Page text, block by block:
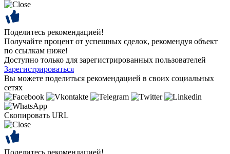
Поделитесь рекомендацией!
Получайте процент от успешных сделок, рекомендуя объект
по ссылкам ниже!
Доступно только для зарегистрированных пользователей
Зарегистрироваться
Вы можете поделиться рекомендацией в своих социальных
сетях
Скопировать URL
Поделитесь рекомендацией!